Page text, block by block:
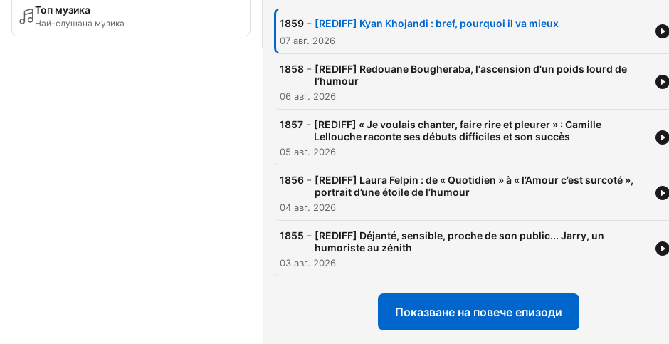
Топ музика
Най-слушана музика 1859 - [REDIFF] Kyan Khojandi : bref, pourquoi il va mieux
07 авг. 2026
1858 - [REDIFF] Redouane Bougheraba, l'ascension d'un poids lourd de
l’humour
06 авг. 2026
1857 - [REDIFF] « Je voulais chanter, faire rire et pleurer » : Camille
Lellouche raconte ses débuts difficiles et son succès
05 авг. 2026
1856 - [REDIFF] Laura Felpin : de « Quotidien » à « l’Amour c’est surcoté »,
portrait d’une étoile de l’humour
04 авг. 2026
1855 - [REDIFF] Déjanté, sensible, proche de son public... Jarry, un
humoriste au zénith
03 авг. 2026
Показване на повече епизоди